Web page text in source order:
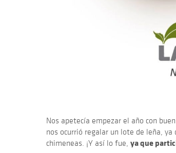
Nos apetecía empezar el año con
nos ocurrió regalar un lote de leña,
chimeneas. ¡Y así lo fue, ya que